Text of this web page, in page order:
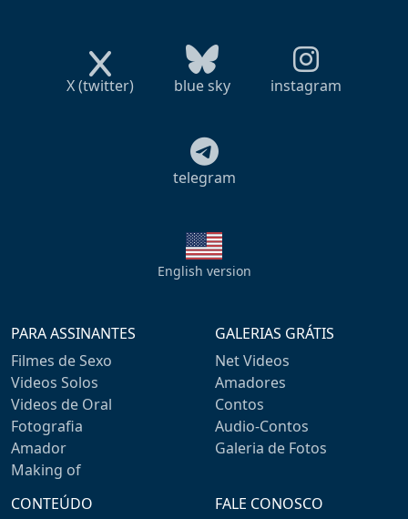
X (twitter) blue sky instagram
telegram
English version
PARA ASSINANTES
Filmes de Sexo
Videos Solos
Videos de Oral
Fotografia
Amador
Making of
GALERIAS GRÁTIS
Net Videos
Amadores
Contos
Audio-Contos
Galeria de Fotos
CONTEÚDO
FALE CONOSCO